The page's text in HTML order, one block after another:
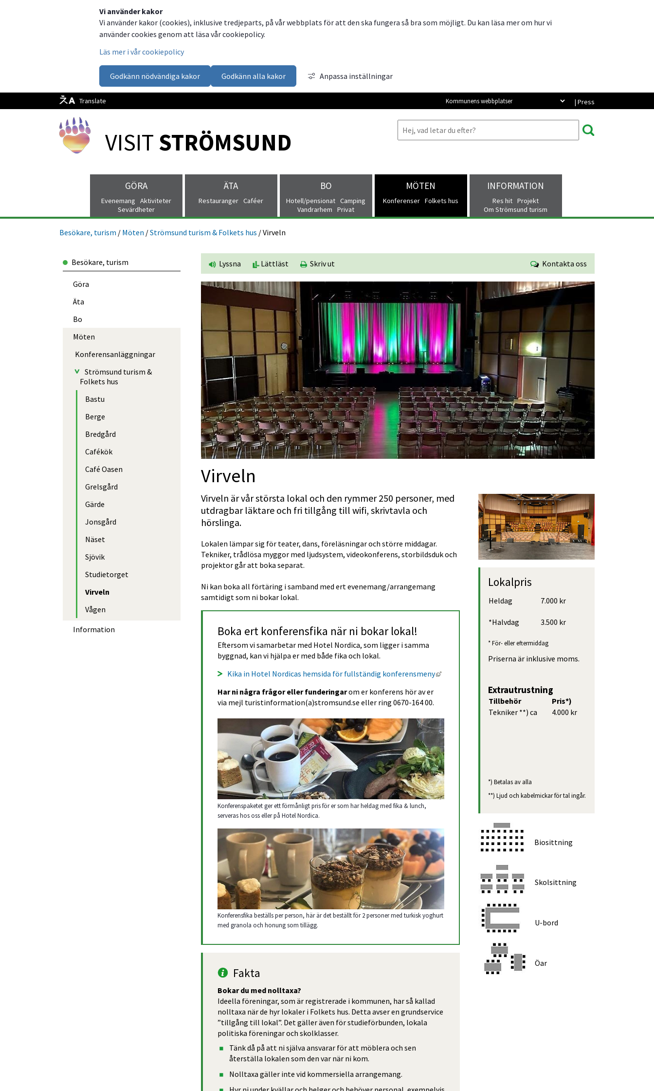
Vi använder kakor
Vi använder kakor (cookies), inklusive tredjeparts, på vår webbplats för att den ska fungera så bra som möjligt. Du kan läsa mer om hur vi
använder cookies genom att läsa vår cookiepolicy.
Läs mer i vår cookiepolicy
Godkänn nödvändiga kakor Godkänn alla kakor Anpassa inställningar
Translate | Press
Kommunens webbplatser
VISIT STRÖMSUND
GÖRA
Evenemang
Aktiviteter
Sevärdheter
ÄTA
Restauranger Caféer
BO
Hotell/pensionat Camping
Vandrarhem
Privat
MÖTEN
Konferenser Folkets hus
INFORMATION
Res hit Projekt
Om Strömsund turism
Besökare, turism / Möten /Strömsund turism & Folkets hus /Virveln
Lyssna Lättläst Skriv ut Kontakta oss
Virveln
Virveln är vår största lokal och den rymmer 250 personer, med
utdragbar läktare och fri tillgång till wifi, skrivtavla och
hörslinga.
Lokalen lämpar sig för teater, dans, föreläsningar och större middagar.
Tekniker, trådlösa myggor med ljudsystem, videokonferens, storbildsduk och
projektor går att boka separat.
Ni kan boka all förtäring i samband med ert evenemang/arrangemang
samtidigt som ni bokar lokal.
Boka ert konferensfika när ni bokar lokal!
Eftersom vi samarbetar med Hotel Nordica, som ligger i samma
byggnad, kan vi hjälpa er med både fika och lokal.
Kika in Hotel Nordicas hemsida för fullständig konferensmeny Länk till annan webbplats, öppnas i nytt fönster.
Har ni några frågor eller funderingar om er konferens hör av er
via mejl turistinformation(a)stromsund.se eller ring 0670-164 00.
Konferenspaketet ger ett förmånligt pris för er som har heldag med fika & lunch,
serveras hos oss eller på Hotel Nordica.
Konferensfika beställs per person, här är det beställt för 2 personer med turkisk yoghurt
med granola och honung som tillägg.
Fakta
Bokar du med nolltaxa?
Ideella föreningar, som är registrerade i kommunen, har så kallad
nolltaxa när de hyr lokaler i Folkets hus. Detta avser en grundservice
”tillgång till lokal”. Det gäller även för studieförbunden, lokala
politiska föreningar och skolklasser.
Tänk då på att ni själva ansvarar för att möblera och sen
återställa lokalen som den var när ni kom.
Nolltaxa gäller inte vid kommersiella arrangemang.
Lokalpris
Heldag 7.000 kr
*Halvdag 3.500 kr
* För- eller eftermiddag
Priserna är inklusive moms.
Extrautrustning
Tillbehör
Pris*)
Tekniker **) ca
4.000 kr
*) Betalas av alla
**) Ljud och kabelmickar för tal ingår.
Biosittning
Skolsittning
U-bord
Öar
Besökare, turism
Göra
Äta
Bo
Möten
Konferens­anlägg­ningar
Strömsund turism &
Folkets hus
Bastu
Berge
Bredgård
Cafékök
Café Oasen
Grelsgård
Gärde
Jonsgård
Näset
Sjövik
Studietorget
Virveln
Vågen
Information